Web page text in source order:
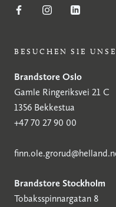
BESUCHEN SIE
Brandstore Oslo
Gamle Ringeriksvei 21 C
1356 Bekkestua
+47 70 27 90 00
Brandstore Stockholm
Tobaksspinnargatan 8